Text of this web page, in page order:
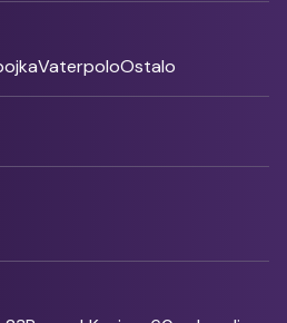
VaterpoloOstalo